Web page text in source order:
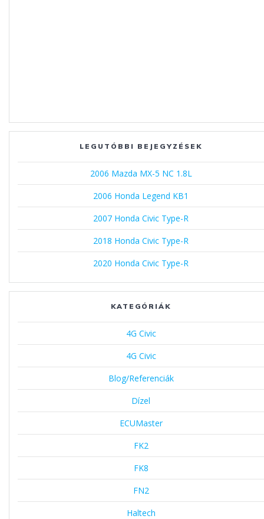
LEGUTÓBBI BEJEGYZÉSEK
2006 Mazda MX-5 NC 1.8L
2006 Honda Legend KB1
2007 Honda Civic Type-R
2018 Honda Civic Type-R
2020 Honda Civic Type-R
KATEGÓRIÁK
4G Civic
4G Civic
Blog/Referenciák
Dízel
ECUMaster
FK2
FK8
FN2
Haltech